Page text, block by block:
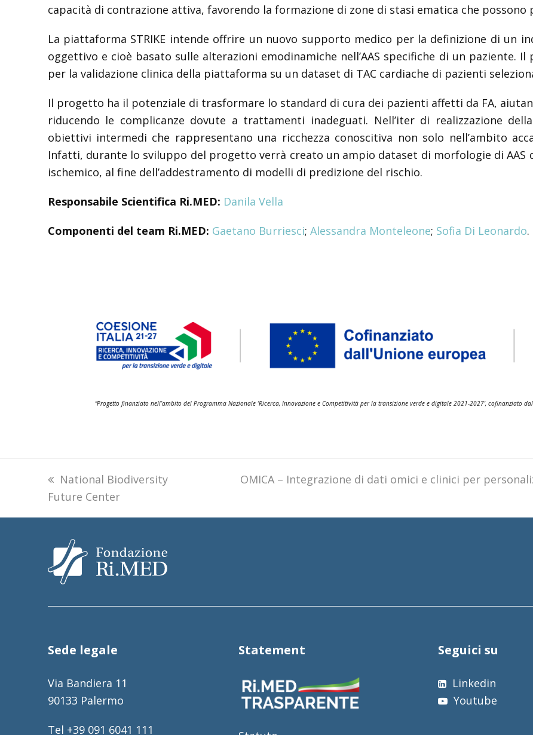
capacità di contrazione attiva, favorendo la formazione di zone di stasi ematica che
La piattaforma STRIKE intende offrire un nuovo supporto medico per la definizione di un
oggettivo e cioè basato sulle alterazioni emodinamiche nell’AAS specifiche di un
per la validazione clinica della piattaforma su un dataset di TAC cardiache di pazienti
Il progetto ha il potenziale di trasformare lo standard di cura dei pazienti affetti da FA,
riducendo le complicanze dovute a trattamenti inadeguati. Nell’iter di realizzazione
obiettivi intermedi che rappresentano una ricchezza conoscitiva non solo nell’ambito
Infatti, durante lo sviluppo del progetto verrà creato un ampio dataset di morfologie di AAS
ischemico, al fine dell’addestramento di modelli di predizione del rischio.
Responsabile Scientifica Ri.MED: Danila Vella
Componenti del team Ri.MED: Gaetano Burriesci; Alessandra Monteleone; Sofia Di Leonardo.
“Progetto finanziato nell’ambito del Programma Nazionale ‘Ricerca, Innovazione e Competitività per la transizione verde e digitale 2021-2027’, cofinanziato
previous
post:
National Biodiversity
Future Center
next
OMICA – Integrazione di dati omici e clinici per
Sede legale
Via Bandiera 11
90133 Palermo
Tel +39 091 6041 111
Statement Seguici su
Linkedin
Youtube